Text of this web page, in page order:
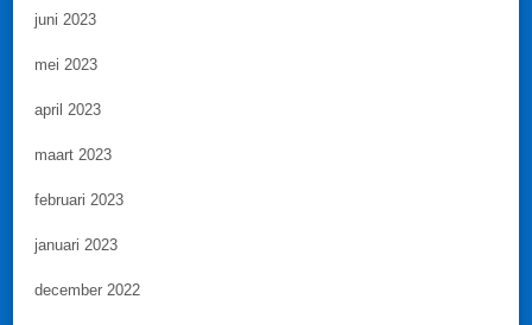
juni 2023
mei 2023
april 2023
maart 2023
februari 2023
januari 2023
december 2022